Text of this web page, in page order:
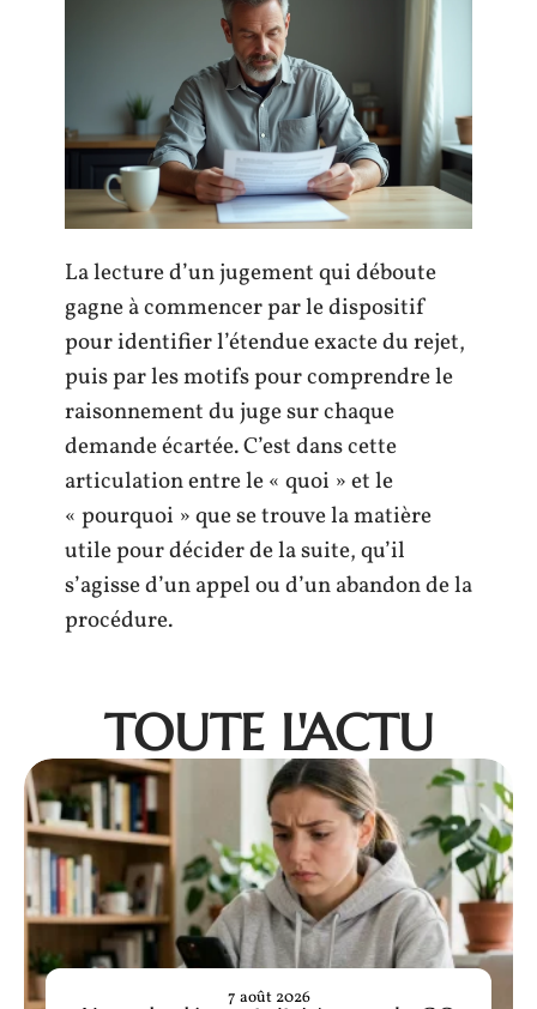
La lecture d’un jugement qui déboute
gagne à commencer par le dispositif
pour identifier l’étendue exacte du rejet,
puis par les motifs pour comprendre le
raisonnement du juge sur chaque
demande écartée. C’est dans cette
articulation entre le « quoi » et le
« pourquoi » que se trouve la matière
utile pour décider de la suite, qu’il
s’agisse d’un appel ou d’un abandon de la
procédure.
TOUTE L'ACTU
7 août 2026